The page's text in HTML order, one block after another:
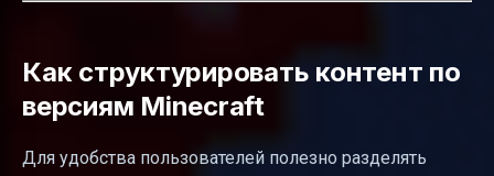
Как структурировать контент по
версиям Minecraft
Для удобства пользователей полезно разделять